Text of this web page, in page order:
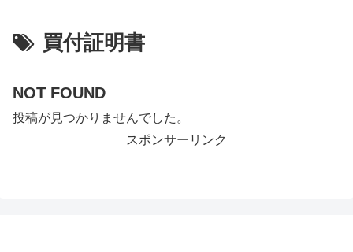
買付証明書
NOT FOUND
投稿が見つかりませんでした。
スポンサーリンク